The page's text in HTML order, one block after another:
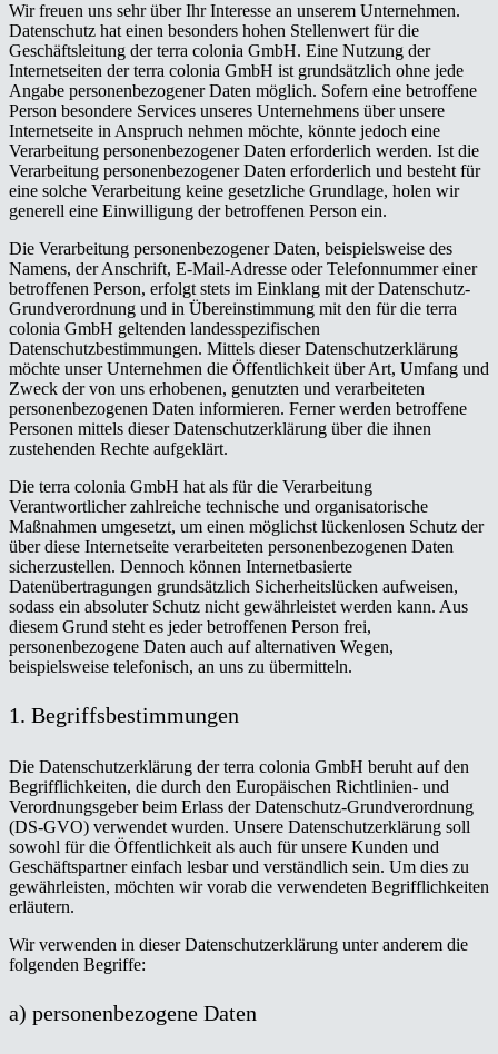
Wir freuen uns sehr über Ihr Interesse an unserem Unternehmen.
Datenschutz hat einen besonders hohen Stellenwert für die
Geschäftsleitung der terra colonia GmbH. Eine Nutzung der
Internetseiten der terra colonia GmbH ist grundsätzlich ohne jede
Angabe personenbezogener Daten möglich. Sofern eine betroffene
Person besondere Services unseres Unternehmens über unsere
Internetseite in Anspruch nehmen möchte, könnte jedoch eine
Verarbeitung personenbezogener Daten erforderlich werden. Ist die
Verarbeitung personenbezogener Daten erforderlich und besteht für
eine solche Verarbeitung keine gesetzliche Grundlage, holen wir
generell eine Einwilligung der betroffenen Person ein.
Die Verarbeitung personenbezogener Daten, beispielsweise des
Namens, der Anschrift, E-Mail-Adresse oder Telefonnummer einer
betroffenen Person, erfolgt stets im Einklang mit der Datenschutz-
Grundverordnung und in Übereinstimmung mit den für die terra
colonia GmbH geltenden landesspezifischen
Datenschutzbestimmungen. Mittels dieser Datenschutzerklärung
möchte unser Unternehmen die Öffentlichkeit über Art, Umfang und
Zweck der von uns erhobenen, genutzten und verarbeiteten
personenbezogenen Daten informieren. Ferner werden betroffene
Personen mittels dieser Datenschutzerklärung über die ihnen
zustehenden Rechte aufgeklärt.
Die terra colonia GmbH hat als für die Verarbeitung
Verantwortlicher zahlreiche technische und organisatorische
Maßnahmen umgesetzt, um einen möglichst lückenlosen Schutz der
über diese Internetseite verarbeiteten personenbezogenen Daten
sicherzustellen. Dennoch können Internetbasierte
Datenübertragungen grundsätzlich Sicherheitslücken aufweisen,
sodass ein absoluter Schutz nicht gewährleistet werden kann. Aus
diesem Grund steht es jeder betroffenen Person frei,
personenbezogene Daten auch auf alternativen Wegen,
beispielsweise telefonisch, an uns zu übermitteln.
1. Begriffsbestimmungen
Die Datenschutzerklärung der terra colonia GmbH beruht auf den
Begrifflichkeiten, die durch den Europäischen Richtlinien- und
Verordnungsgeber beim Erlass der Datenschutz-Grundverordnung
(DS-GVO) verwendet wurden. Unsere Datenschutzerklärung soll
sowohl für die Öffentlichkeit als auch für unsere Kunden und
Geschäftspartner einfach lesbar und verständlich sein. Um dies zu
gewährleisten, möchten wir vorab die verwendeten Begrifflichkeiten
erläutern.
Wir verwenden in dieser Datenschutzerklärung unter anderem die
folgenden Begriffe:
a) personenbezogene Daten